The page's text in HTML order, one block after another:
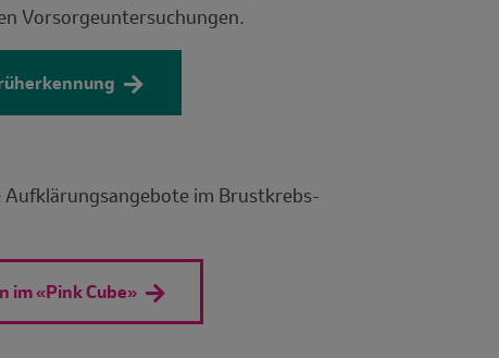
Vorsorgeuntersuchungen.
Aufklärungsangebote im Brustkrebs-
im «Pink Cube»